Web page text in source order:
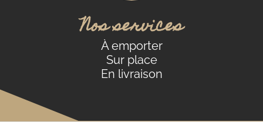
Nos services
À emporter
Sur place
En livraison